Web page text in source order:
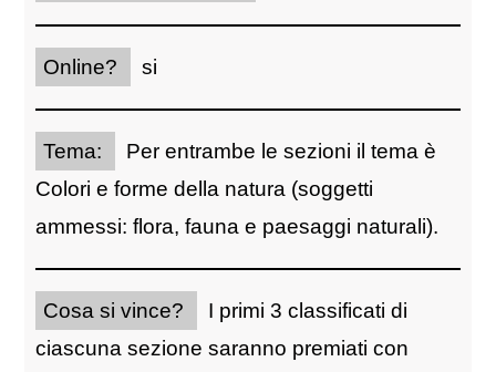
Online? si
Tema:
Per entrambe le sezioni il tema è
Colori e forme della natura (soggetti
ammessi: flora, fauna e paesaggi naturali).
Cosa si vince?
I primi 3 classificati di
ciascuna sezione saranno premiati con